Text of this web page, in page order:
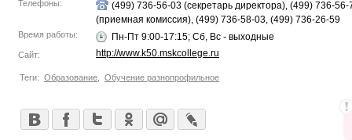
Телефоны:
(499) 736-56-03 (секретарь директора), (499) 736-56-
(приемная комиссия), (499) 736-58-03, (499) 736-26-59
Время работы: Пн-Пт 9:00-17:15; Сб, Вс - выходные
Сайт: http://www.k50.mskcollege.ru
Теги: Образование Обучение разнопрофильное